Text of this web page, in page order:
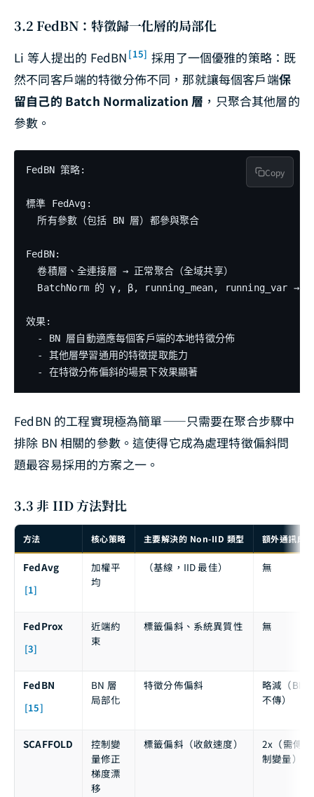
3.2 FedBN：特徵歸一化層的局部化
Li 等人提出的 FedBN [15] 採用了一個優雅的策略：既
然不同客戶端的特徵分佈不同，那就讓每個客戶端保
留自己的 Batch Normalization 層 ，只聚合其他層的
參數。
FedBN 策略:
標準 FedAvg:
  所有參數（包括 BN 層）都參與聚合
FedBN:
  卷積層、全連接層 → 正常聚合（全域共享）
BatchNorm 的 γ, β, running_mean, running_var → 保
效果:
  - BN 層自動適應每個客戶端的本地特徵分佈
  - 其他層學習通用的特徵提取能力
Copy
FedBN 的工程實現極為簡單——只需要在聚合步驟中
排除 BN 相關的參數。這使得它成為處理特徵偏斜問
題最容易採用的方案之一。
3.3 非 IID 方法對比
方法 核心策略 主要解決的 Non-IID 類型 額外通訊成本
FedAvg
[1]
加權平
均
（基線，IID 最佳） 無
FedProx
[3]
近端約
束
標籤偏斜、系統異質性 無
FedBN
[15]
BN 層
局部化
特徵分佈偏斜
略減（BN
不傳）
SCAFFOLD
控制變
量修正
梯度漂
移
標籤偏斜（收斂速度）
2x（需傳控
制變量）